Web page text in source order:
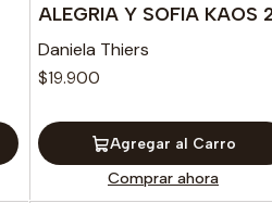
ALEGRIA Y SOFIA KAOS
Daniela Thiers
$19.900
Agregar al Carro
Comprar ahora